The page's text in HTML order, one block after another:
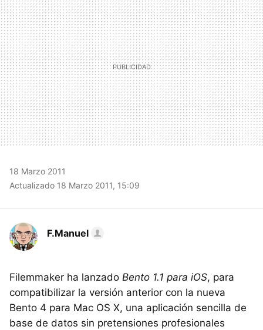
18 Marzo 2011
Actualizado 18 Marzo 2011, 15:09
F.Manuel
Filemmaker ha lanzado Bento 1.1 para iOS, para
compatibilizar la versión anterior con la nueva
Bento 4 para Mac OS X, una aplicación sencilla de
base de datos sin pretensiones profesionales